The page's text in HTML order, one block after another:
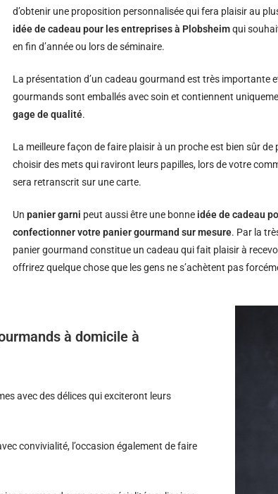
d’obtenir une proposition personnalisée qui fera plaisir au
idée de cadeau pour les entreprises à Plobsheimqui
en fin d’année ou lors de séminaire.
La présentation d’un cadeau gourmand est très importante
gourmands sont emballés avec soin et contiennent
gage de qualité.
La meilleure façon de faire plaisir à un proche est bien sûr
choisir des mets qui raviront leurs papilles, lors de votre
sera retranscrit sur une carte.
Unpanier garni peut aussi être une bonne idée de cadeau
confectionner votre panier gourmand sur mesure. Par la
panier gourmand constitue un cadeau qui fait plaisir à
offrirez quelque chose que les gens ne s’achètent pas
à domicile à
avec des délices qui exciteront leurs
convivialité, l’occasion également de faire